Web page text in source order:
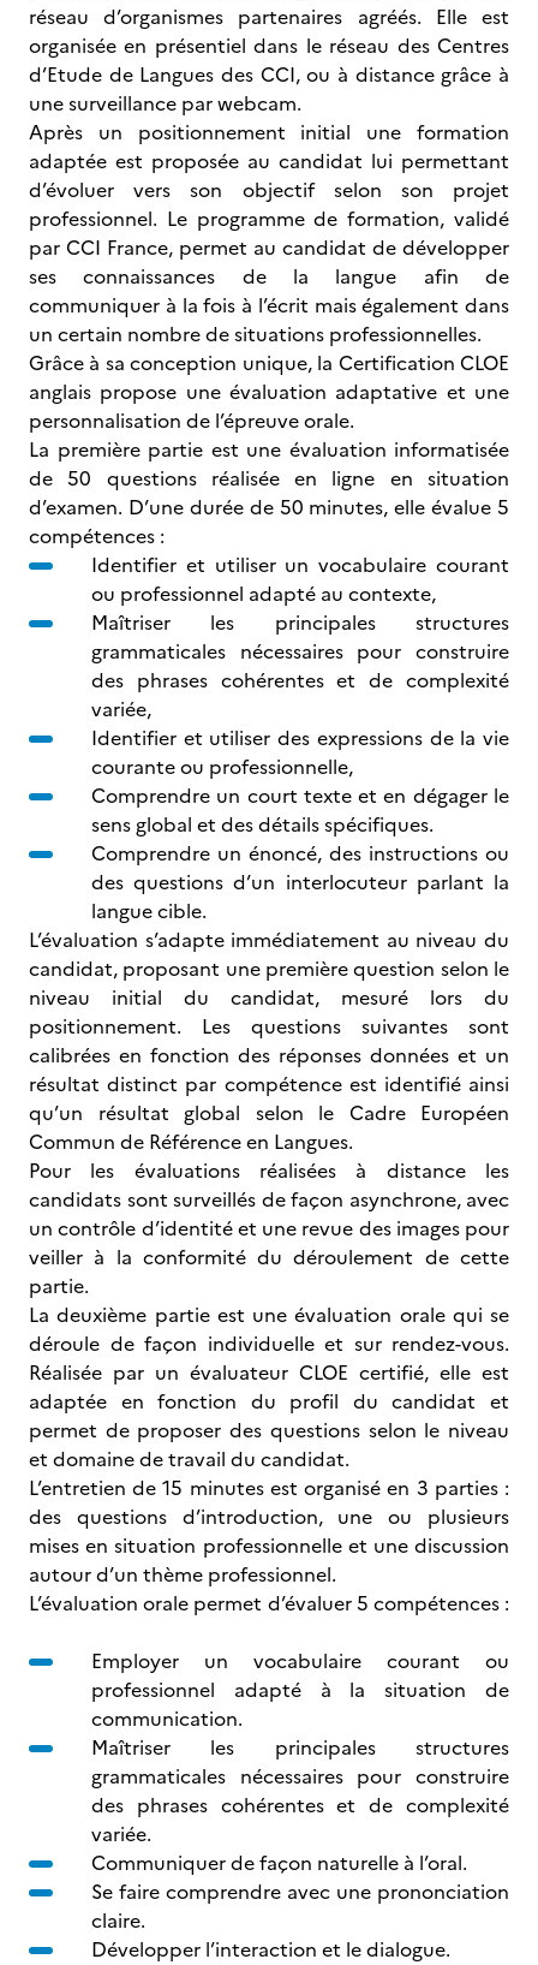
réseau d’organismes partenaires agréés. Elle est
organisée en présentiel dans le réseau des Centres
d’Etude de Langues des CCI, ou à distance grâce à
une surveillance par webcam.
Après un positionnement initial une formation
adaptée est proposée au candidat lui permettant
d’évoluer vers son objectif selon son projet
professionnel. Le programme de formation, validé
par CCI France, permet au candidat de développer
ses connaissances de la langue afin de
communiquer à la fois à l’écrit mais également dans
un certain nombre de situations professionnelles.
Grâce à sa conception unique, la Certification CLOE
anglais propose une évaluation adaptative et une
personnalisation de l’épreuve orale.
La première partie est une évaluation informatisée
de 50 questions réalisée en ligne en situation
d’examen. D’une durée de 50 minutes, elle évalue 5
compétences :
Identifier et utiliser un vocabulaire courant
ou professionnel adapté au contexte,
Maîtriser les principales structures
grammaticales nécessaires pour construire
des phrases cohérentes et de complexité
variée,
Identifier et utiliser des expressions de la vie
courante ou professionnelle,
Comprendre un court texte et en dégager le
sens global et des détails spécifiques.
Comprendre un énoncé, des instructions ou
des questions d’un interlocuteur parlant la
langue cible.
L’évaluation s’adapte immédiatement au niveau du
candidat, proposant une première question selon le
niveau initial du candidat, mesuré lors du
positionnement. Les questions suivantes sont
calibrées en fonction des réponses données et un
résultat distinct par compétence est identifié ainsi
qu’un résultat global selon le Cadre Européen
Commun de Référence en Langues.
Pour les évaluations réalisées à distance les
candidats sont surveillés de façon asynchrone, avec
un contrôle d’identité et une revue des images pour
veiller à la conformité du déroulement de cette
partie.
La deuxième partie est une évaluation orale qui se
déroule de façon individuelle et sur rendez-vous.
Réalisée par un évaluateur CLOE certifié, elle est
adaptée en fonction du profil du candidat et
permet de proposer des questions selon le niveau
et domaine de travail du candidat.
L’entretien de 15 minutes est organisé en 3 parties :
des questions d’introduction, une ou plusieurs
mises en situation professionnelle et une discussion
autour d’un thème professionnel.
L’évaluation orale permet d’évaluer 5 compétences :
Employer un vocabulaire courant ou
professionnel adapté à la situation de
communication.
Maîtriser les principales structures
grammaticales nécessaires pour construire
des phrases cohérentes et de complexité
variée.
Communiquer de façon naturelle à l’oral.
Se faire comprendre avec une prononciation
claire.
Développer l’interaction et le dialogue.